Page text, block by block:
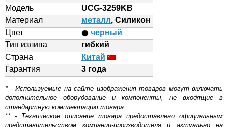
Модель
UCG-3259KB
Материал
металл, Силикон
Цвет
черный
Тип излива
гибкий
Страна
Китай
Гарантия
3 года
* - Используемые на сайте изображения товаров могут включать
дополнительное оборудование и компоненты, не входящие в
стандартную комплектацию товара.
** - Техническое описание товара предоставлено официальным
представительством компании-производителя и актуально на